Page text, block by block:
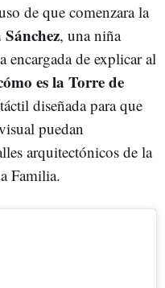
de que comenzara la
, una niña
encargada de explicar al
es la Torre de
diseñada para que
puedan
arquitectónicos de la
Familia.